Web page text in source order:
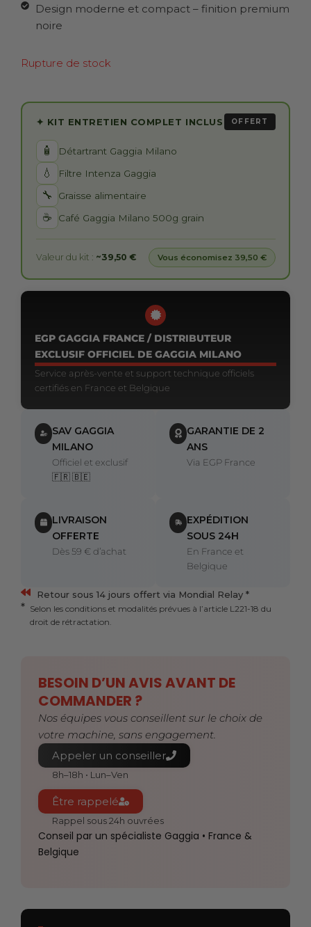
Design moderne et compact – finition premium
noire
Rupture de stock
✦ KIT ENTRETIEN COMPLET INCLUS OFFERT
🧴 Détartrant Gaggia Milano
💧 Filtre Intenza Gaggia
🔧 Graisse alimentaire
☕ Café Gaggia Milano 500g grain
Valeur du kit : ~39,50 € Vous économisez 39,50 €
EGP GAGGIA FRANCE / DISTRIBUTEUR
EXCLUSIF OFFICIEL DE GAGGIA MILANO
Service après-vente et support technique officiels
certifiés en France et Belgique
LIVRAISON
OFFERTE
Dès 59 € d’achat
EXPÉDITION
SOUS 24H
En France et
Belgique
SAV GAGGIA
MILANO
Officiel et exclusif
🇫🇷 🇧🇪
GARANTIE DE 2
ANS
Via EGP France
Retour sous 14 jours offert via Mondial Relay *
Selon les conditions et modalités prévues à l’article L221-18 du
droit de rétractation.
BESOIN D’UN AVIS AVANT DE
COMMANDER ?
Nos équipes vous conseillent sur le choix de
votre machine, sans engagement.
Appeler un conseiller
8h–18h • Lun–Ven
Être rappelé
Rappel sous 24h ouvrées
Conseil par un spécialiste Gaggia • France &
Belgique